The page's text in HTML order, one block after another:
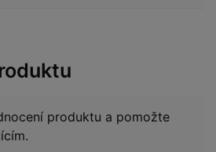
produktu a pomožte